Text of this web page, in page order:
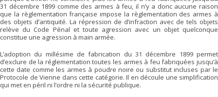
31 décembre 1899 comme des armes à feu, il n’y a donc aucune raison
que la règlementation française impose la règlementation des armes à
des objets d’antiquité. La répression de d’infraction avec de tels objets
relève du Code Pénal et toute agression avec un objet quelconque
constitue une agression à main armée.
L’adoption du millésime de fabrication du 31 décembre 1899 permet
d’exclure de la réglementation toutes les armes à feu fabriquées jusqu’à
cette date comme les armes à poudre noire ou substitut incluses par le
Protocole de Vienne dans cette catégorie. Il en découle une simplification
qui met en péril ni l’ordre ni la sécurité publique.